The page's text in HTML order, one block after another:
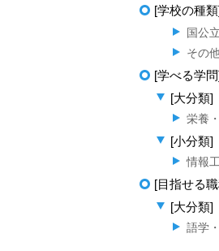
[学校の種
国公
その
[学べる学
[大分類]
栄養
[小分類]
情報
[目指せる
[大分類]
語学